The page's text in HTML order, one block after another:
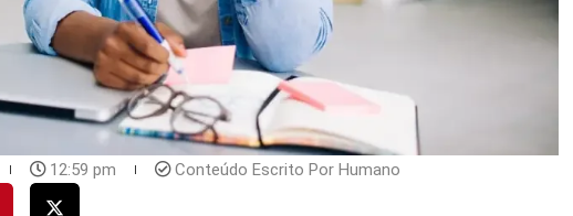
12:59 pm Conteúdo Escrito Por Humano